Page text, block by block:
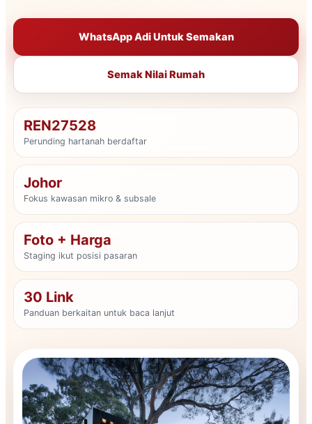
WhatsApp Adi Untuk Semakan
Semak Nilai Rumah
REN27528
Perunding hartanah berdaftar
Johor
Fokus kawasan mikro & subsale
Foto + Harga
Staging ikut posisi pasaran
30 Link
Panduan berkaitan untuk baca lanjut